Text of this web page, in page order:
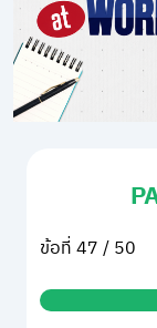
ข้อที่ 47 / 50